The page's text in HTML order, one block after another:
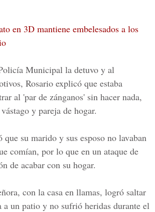
en 3D mantiene embelesados a los
Municipal la detuvo y al
Rosario explicó que estaba
al 'par de zánganos' sin hacer nada,
y pareja de hogar.
que su marido y sus esposo no lavaban
comían, por lo que en un ataque de
de acabar con su hogar.
con la casa en llamas, logró saltar
a un patio y no sufrió heridas durante el